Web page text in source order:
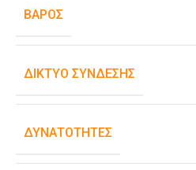
ΒΆΡΟΣ
ΔΊΚΤΥΟ ΣΎΝΔΕΣΗΣ
ΔΥΝΑΤΌΤΗΤΕΣ